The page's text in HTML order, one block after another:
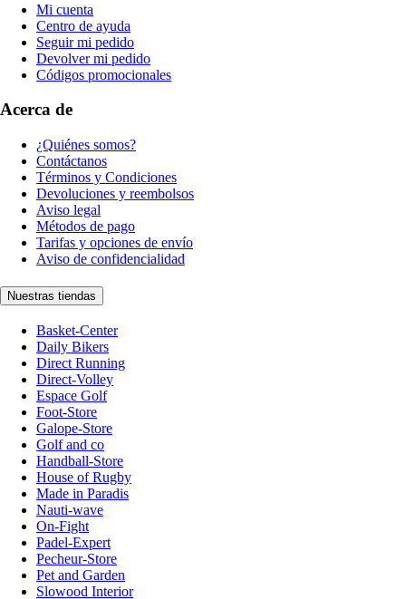
Mi cuenta
Centro de ayuda
Seguir mi pedido
Devolver mi pedido
Códigos promocionales
Acerca de
¿Quiénes somos?
Contáctanos
Términos y Condiciones
Devoluciones y reembolsos
Aviso legal
Métodos de pago
Tarifas y opciones de envío
Aviso de confidencialidad
Nuestras tiendas
Basket-Center
Daily Bikers
Direct Running
Direct-Volley
Espace Golf
Foot-Store
Galope-Store
Golf and co
Handball-Store
House of Rugby
Made in Paradis
Nauti-wave
On-Fight
Padel-Expert
Pecheur-Store
Pet and Garden
Slowood Interior